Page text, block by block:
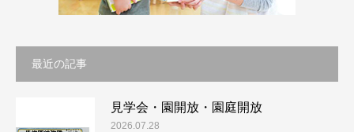
最近の記事
見学会・園開放・園庭開放
2026.07.28